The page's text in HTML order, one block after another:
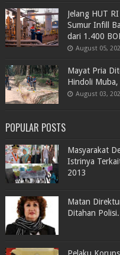
Jelang HUT
Sumur Infill
dari 1.400
August 05,
Mayat Pria
Hindoli
August 03,
POPULAR POSTS
Masyarakat
Istrinya
2013
Matan
Ditahan Polisi.